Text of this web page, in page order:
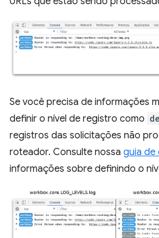
Se você precisa de informações
definir o nível de registro como
registros das solicitações não
roteador. Consulte nossa guia de
informações sobre definindo o